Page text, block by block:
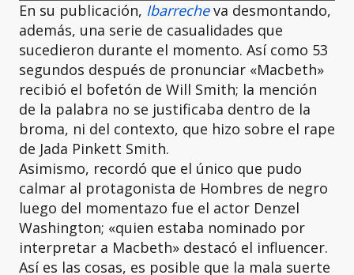
En su publicación, Ibarrecheva desmontando,
además, una serie de casualidades que
sucedieron durante el momento. Así como 53
segundos después de pronunciar «Macbeth»
recibió el bofetón de Will Smith; la mención
de la palabra no se justificaba dentro de la
broma, ni del contexto, que hizo sobre el rape
de Jada Pinkett Smith.
Asimismo, recordó que el único que pudo
calmar al protagonista de Hombres de negro
luego del momentazo fue el actor Denzel
Washington; «quien estaba nominado por
interpretar a Macbeth» destacó el influencer.
Así es las cosas, es posible que la mala suerte